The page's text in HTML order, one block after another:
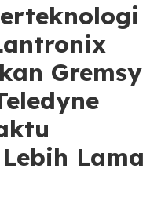
Gremsy
Lama